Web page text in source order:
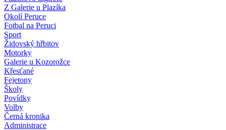
Z Galerie u Plazíka
Okolí Peruce
Fotbal na Peruci
Sport
Židovský hřbitov
Motorky
Galerie u Kozorožce
Křesťané
Fejetony
Školy
Povídky
Volby
Černá kronika
Administrace